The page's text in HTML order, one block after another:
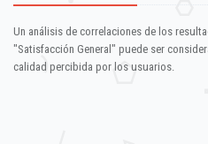
Un análisis de correlaciones de los
"Satisfacción General" puede ser
calidad percibida por los usuarios.